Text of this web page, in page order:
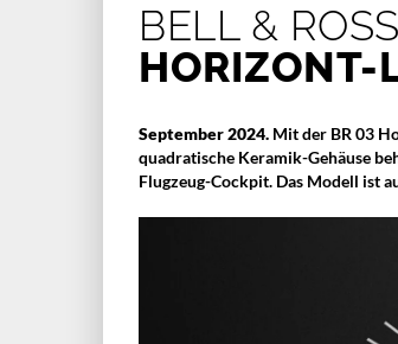
BELL &
HORIZONT-
September 2024. Mit der BR 03
quadratische Keramik-Gehäuse
Flugzeug-Cockpit. Das Modell ist